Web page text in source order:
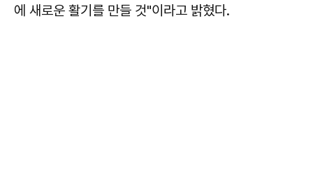
에 새로운 활기를 만들 것"이라고 밝혔다.